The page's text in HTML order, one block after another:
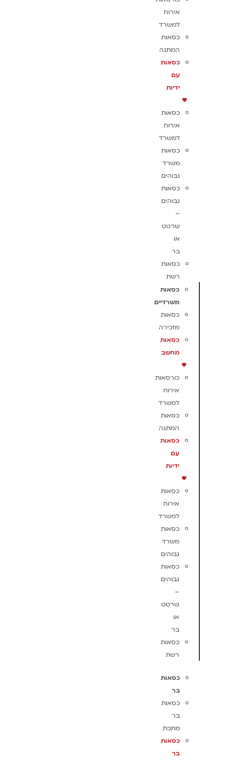
אירוח
למשרד
כסאות
המתנה
כסאות
עם
ידיות
כסאות
אירוח
למשרד
כסאות
משרד
גבוהים
כסאות
גבוהים
–
שרטט
או
בר
כסאות
רשת
כסאות
משרדיים
כסאות
מזכירה
כסאות
מחשב
כורסאות
אירוח
למשרד
כסאות
המתנה
כסאות
עם
ידיות
כסאות
אירוח
למשרד
כסאות
משרד
גבוהים
כסאות
גבוהים
–
שרטט
או
בר
כסאות
רשת
כסאות
בר
כסאות
בר
מתכת
כסאות
בר